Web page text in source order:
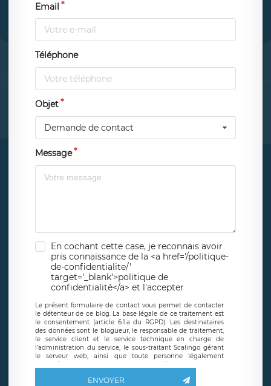
Email
Téléphone
Objet
Demande de contact
Message
En cochant cette case, je reconnais avoir
pris connaissance de la <a href='/politique-
de-confidentialite/'
target='_blank'>politique de
confidentialité</a> et l'accepter
Le présent formulaire de contact vous permet de contacter
le détenteur de ce blog. La base légale de ce traitement est
le consentement (article 6.1.a du RGPD). Les destinataires
des données sont le blogueur, le responsable de traitement,
le service client et le service technique en charge de
l’administration du service, le sous-traitant Scalingo gérant
le serveur web, ainsi que toute personne légalement
autorisée. Le formulaire de contact à destination du
basé en France et offrant des
clauses de protection
ENVOYER